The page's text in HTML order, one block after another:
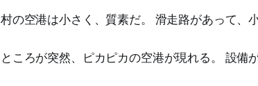
村の空港は小さく、質素だ。 滑走路があって、
ところが突然、ピカピカの空港が現れる。 設備